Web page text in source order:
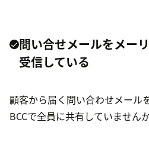
問い合せメールをメー
受信している
顧客から届く問い合わせメール
BCCで全員に共有していません